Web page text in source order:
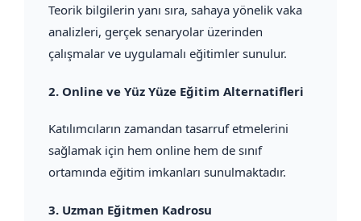
Teorik bilgilerin yanı sıra, sahaya yönelik vaka
analizleri, gerçek senaryolar üzerinden
çalışmalar ve uygulamalı eğitimler sunulur.
2. Online ve Yüz Yüze Eğitim Alternatifleri
Katılımcıların zamandan tasarruf etmelerini
sağlamak için hem online hem de sınıf
ortamında eğitim imkanları sunulmaktadır.
3. Uzman Eğitmen Kadrosu